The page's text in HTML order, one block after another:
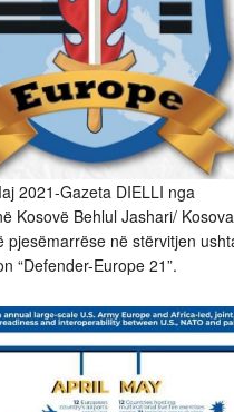
2021-Gazeta DIELLI nga
Kosovë Behlul Jashari/
pjesëmarrëse në stërvitjen
“Defender-Europe 21”.